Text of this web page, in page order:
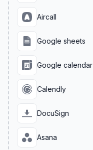
Aircall
Google sheets
Google calendar
Calendly
DocuSign
Asana